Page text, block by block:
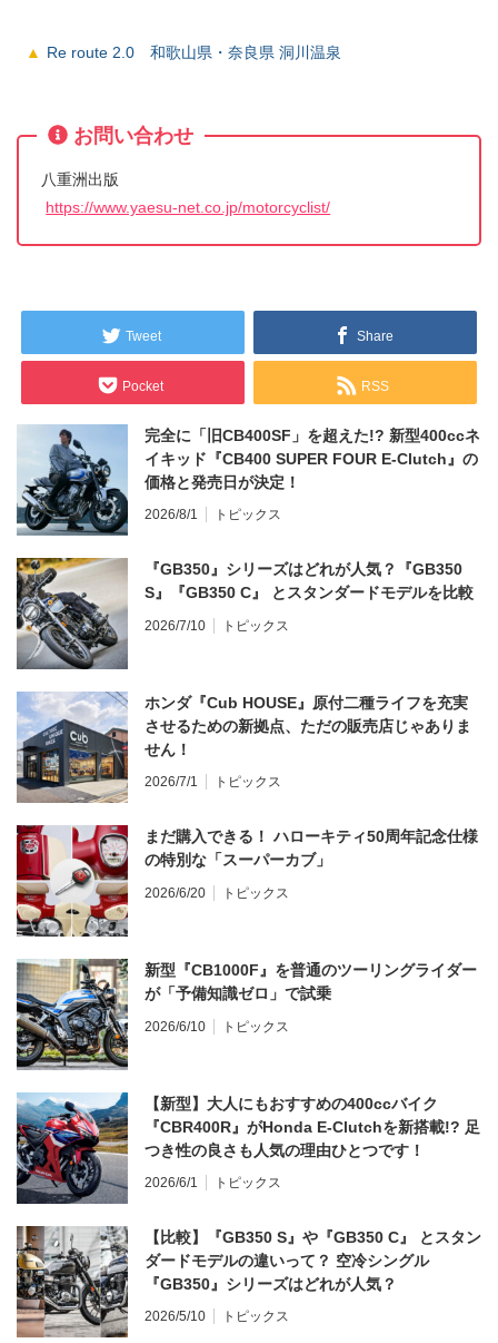
Re route 2.0 和歌山県・奈良県 洞川温泉
お問い合わせ
八重洲出版
https://www.yaesu-net.co.jp/motorcyclist/
Tweet Share
Pocket RSS
完全に「旧CB400SF」を超えた!? 新型400ccネ
イキッド『CB400 SUPER FOUR E-Clutch』の
価格と発売日が決定！
2026/8/1 トピックス
『GB350』シリーズはどれが人気？『GB350
S』『GB350 C』 とスタンダードモデルを比較
2026/7/10 トピックス
ホンダ『Cub HOUSE』原付二種ライフを充実
させるための新拠点、ただの販売店じゃありま
せん！
2026/7/1 トピックス
まだ購入できる！ ハローキティ50周年記念仕様
の特別な「スーパーカブ」
2026/6/20 トピックス
新型『CB1000F』を普通のツーリングライダー
が「予備知識ゼロ」で試乗
2026/6/10 トピックス
【新型】大人にもおすすめの400ccバイク
『CBR400R』がHonda E-Clutchを新搭載!? 足
つき性の良さも人気の理由ひとつです！
2026/6/1 トピックス
【比較】『GB350 S』や『GB350 C』 とスタン
ダードモデルの違いって？ 空冷シングル
『GB350』シリーズはどれが人気？
2026/5/10 トピックス